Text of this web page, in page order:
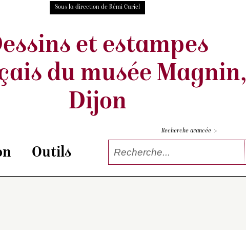
Sous la direction de Rémi Cariel
et estampes
du musée Magnin,
Dijon
Outils
Recherche avancée >